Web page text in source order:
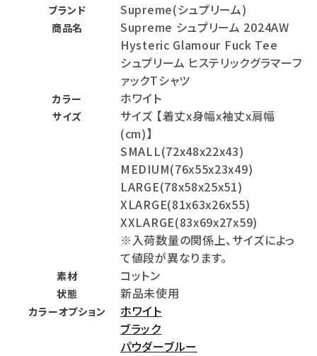
ブランド Supreme(シュプリーム)
商品名
Supreme シュプリーム 2024AW
Hysteric Glamour Fuck Tee
シュプリーム ヒステリックグラマーフ
ァックTシャツ
カラー ホワイト
サイズ
サイズ 【着丈x身幅x袖丈x肩幅
(cm)】
SMALL(72x48x22x43)
MEDIUM(76x55x23x49)
LARGE(78x58x25x51)
XLARGE(81x63x26x55)
XXLARGE(83x69x27x59)
※入荷数量の関係上、サイズによっ
て値段が異なります。
素材 コットン
状態 新品未使用
カラーオプション
ホワイト
ブラック
パウダーブルー